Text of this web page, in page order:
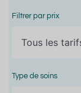
Filtrer par prix
Type de soins